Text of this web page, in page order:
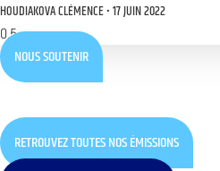
HOUDIAKOVA CLÉMENCE 17 JUIN 2022
NOUS SOUTENIR
RETROUVEZ TOUTES NOS ÉMISSIONS